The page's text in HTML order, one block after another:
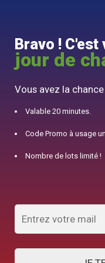
10% offert pour
Théière
AFFICHER LES FILTRES
Bravo ! C'est
jour de
Vous avez la
Valable 20 minutes.
Code Promo à usage
Nombre de lots limité !